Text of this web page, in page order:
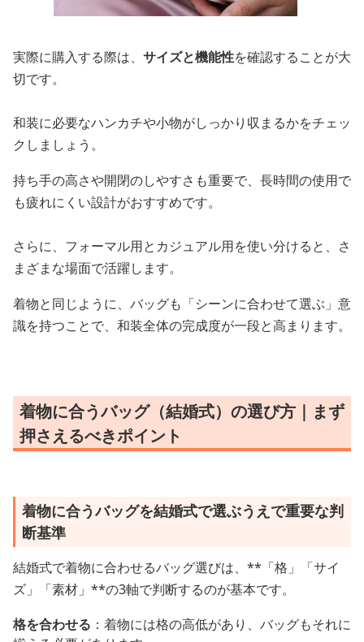
実際に購入する際は、 サイズと機能性を確認することが大
切です。
和装に必要なハンカチや小物がしっかり収まるかをチェッ
クしましょう。
持ち手の高さや開閉のしやすさも重要で、長時間の使用で
も疲れにくい設計がおすすめです。
さらに、フォーマル用とカジュアル用を使い分けると、さ
まざまな場面で活躍します。
着物と同じように、バッグも「シーンに合わせて選ぶ」意
識を持つことで、和装全体の完成度が一段と高まります。
着物に合うバッグ（結婚式）の選び方｜まず
押さえるべきポイント
着物に合うバッグを結婚式で選ぶうえで重要な判
断基準
結婚式で着物に合わせるバッグ選びは、**「格」「サイ
ズ」「素材」**の3軸で判断するのが基本です。
格を合わせる ：着物には格の高低があり、バッグもそれに